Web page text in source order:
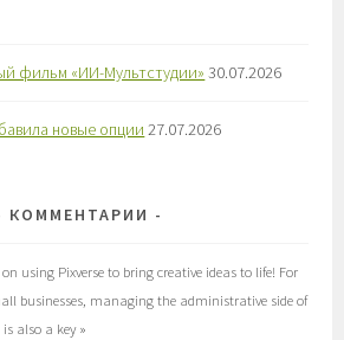
фильм «ИИ-Мультстудии» 30.07.2026
новые опции 27.07.2026
КОММЕНТАРИИ
using Pixverse to bring creative ideas to life! For
businesses, managing the administrative side of
is also a key »